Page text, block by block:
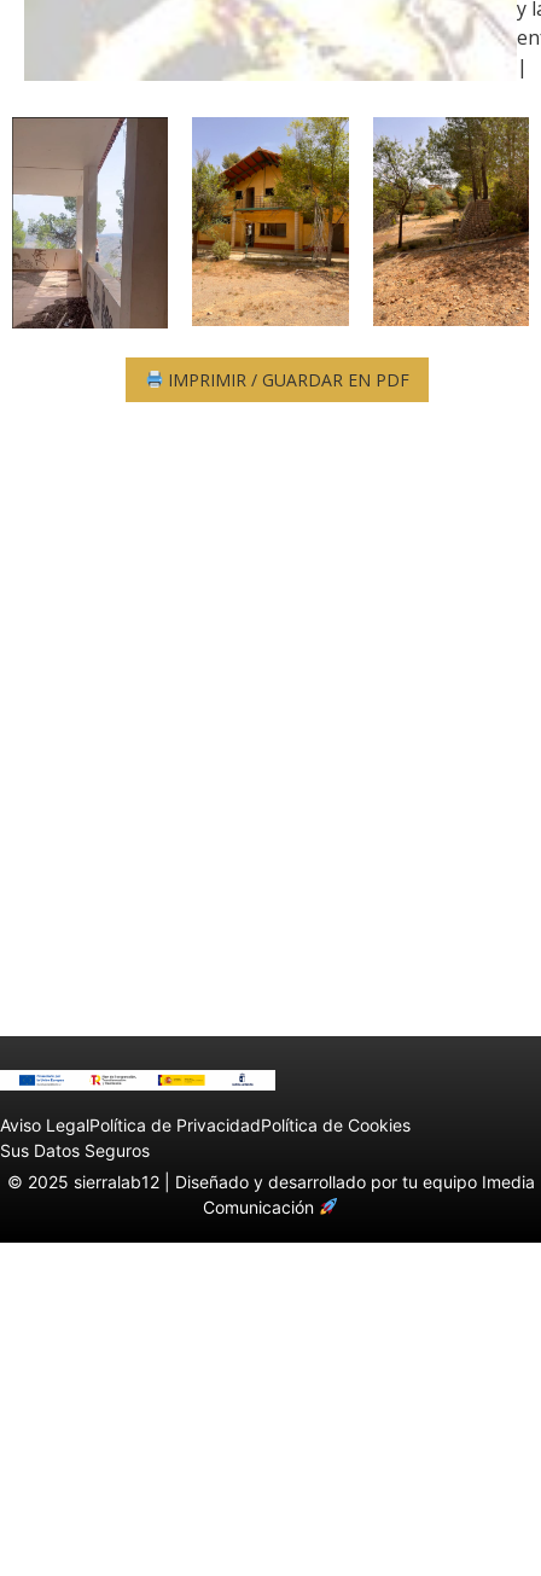
y
|
IMPRIMIR / GUARDAR EN PDF
Aviso LegalPolítica de PrivacidadPolítica de Cookies
Sus Datos Seguros
© 2025 sierralab12 | Diseñado y desarrollado por tu equipo Imedia
Comunicación